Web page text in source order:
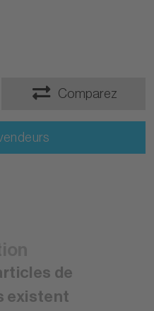
Comparez
de
existent